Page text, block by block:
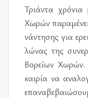
Τριά­ντα
Χωρών
νά­ντη­σης για
λώ­νας της
Βορεί­ων Χωρών.
και­ρία να